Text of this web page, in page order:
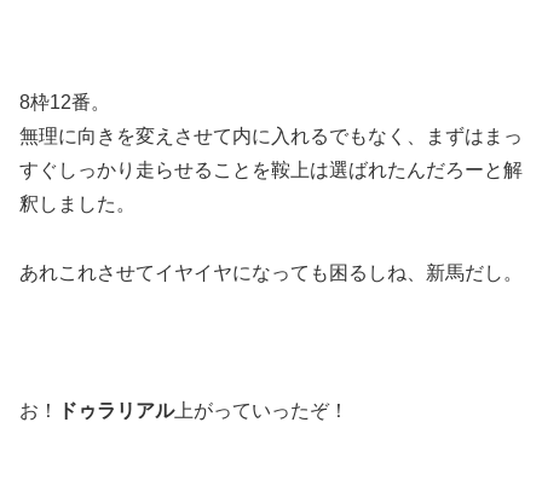
8枠12番。
無理に向きを変えさせて内に入れるでもなく、まずはまっ
すぐしっかり走らせることを鞍上は選ばれたんだろーと解
釈しました。
あれこれさせてイヤイヤになっても困るしね、新馬だし。
お！ ドゥラリアル上がっていったぞ！